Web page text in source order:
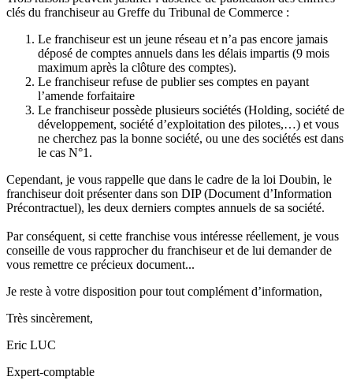
clés du franchiseur au Greffe du Tribunal de Commerce :
Le franchiseur est un jeune réseau et n’a pas encore jamais
déposé de comptes annuels dans les délais impartis (9 mois
maximum après la clôture des comptes).
Le franchiseur refuse de publier ses comptes en payant
l’amende forfaitaire
Le franchiseur possède plusieurs sociétés (Holding, société de
développement, société d’exploitation des pilotes,…) et vous
ne cherchez pas la bonne société, ou une des sociétés est dans
le cas N°1.
Cependant, je vous rappelle que dans le cadre de la loi Doubin, le
franchiseur doit présenter dans son DIP (Document d’Information
Précontractuel), les deux derniers comptes annuels de sa société.
Par conséquent, si cette franchise vous intéresse réellement, je vous
conseille de vous rapprocher du franchiseur et de lui demander de
vous remettre ce précieux document...
Je reste à votre disposition pour tout complément d’information,
Très sincèrement,
Eric LUC
Expert-comptable